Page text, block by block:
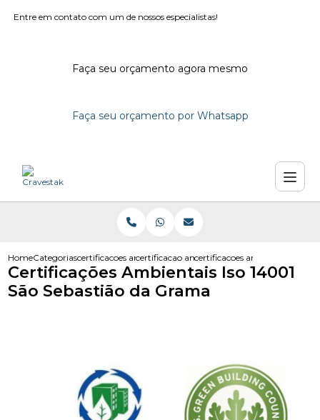
Entre em contato com um de nossos especialistas!
Faça seu orçamento agora mesmo
Faça seu orçamento por Whatsapp
HomeCategoriascertificacoes ambientaiscertificacao ambiental iso 14001
certificacoes ambientais iso
Certificações Ambientais Iso 14001
São Sebastião da Grama